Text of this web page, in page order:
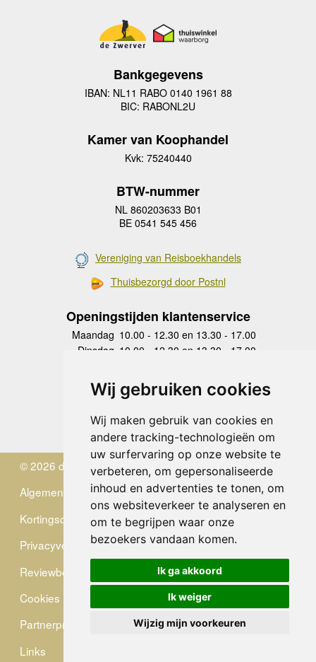
Wij gebruiken cookies
Wij maken gebruik van cookies en
andere tracking-technologieën om
uw surfervaring op onze website te
verbeteren, om gepersonaliseerde
inhoud en advertenties te tonen, om
ons websiteverkeer te analyseren en
om te begrijpen waar onze
bezoekers vandaan komen.
Ik ga akkoord
Ik weiger
Wijzig mijn voorkeuren
Bankgegevens
IBAN: NL11 RABO 0140 1961 88
BIC: RABONL2U
Kamer van Koophandel
Kvk: 75240440
BTW-nummer
NL 860203633 B01
BE 0541 545 456
Vereniging van Reisboekhandels
Thuisbezorgd door Postnl
Openingstijden klantenservice
Maandag 10.00 - 12.30 en 13.30 - 17.00
Dinsdag 10.00 - 12.30 en 13.30 - 17.00
Donderdag
10.00 - 12.30 en 13.30 - 17.00
Vrijdag 10.00 - 12.30 en 13.30 - 17.00
Zaterdag
gesloten
Zondag gesloten
© 2026 de Zwerver
Algemene Voorwaarden
Kortingscode
Privacyverklaring
Reviewbeleid
Cookies
Partnerprogramma
Links